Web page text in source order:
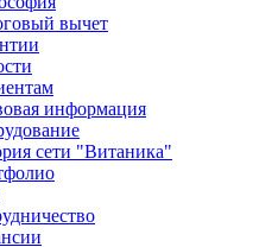
вычет
информация
сети "Витаника"